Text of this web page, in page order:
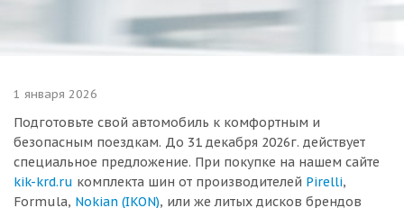
1 января 2026
Подготовьте свой автомобиль к комфортным и
безопасным поездкам. До 31 декабря 2026г. действует
специальное предложение. При покупке на нашем сайте
kik-krd.ru комплекта шин от производителей Pirelli,
Formula, Nokian (IKON), или же литых дисков брендов